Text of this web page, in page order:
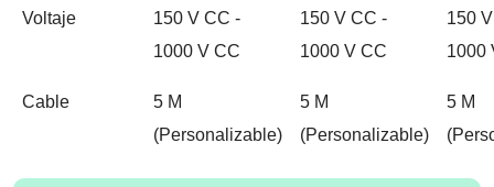
Voltaje
150 V CC -
1000 V CC
150 V CC -
1000 V CC
150
1000
Cable
5 M
(personalizable)
5 M
(personalizable)
5 M